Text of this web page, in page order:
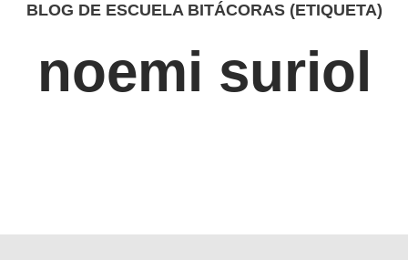
BLOG DE ESCUELA BITÁCORAS (ETIQUETA)
noemi suriol